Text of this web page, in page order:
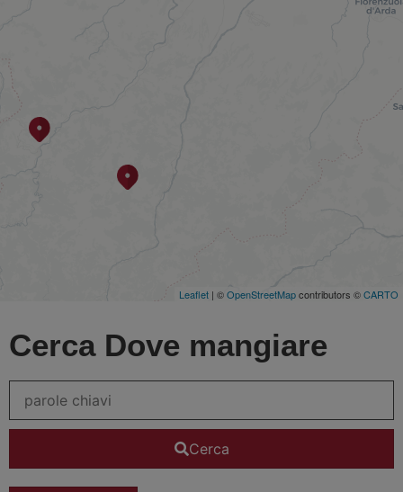
Leaflet | ©OpenStreetMapcontributors ©CARTO
Cerca Dove mangiare
Cerca